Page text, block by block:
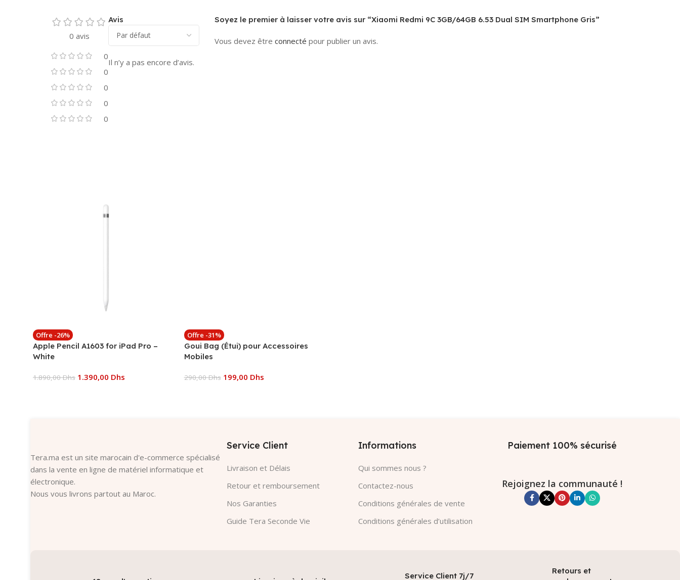
0 avis
0
0
0
0
0
Avis
Il n’y a pas encore d’avis.
Soyez le premier à laisser votre avis sur “Xiaomi Redmi 9C 3GB/64GB 6.53 Dual SIM Smartphone Gris”
Vous devez être connecté pour publier un avis.
Offre -26%
Apple Pencil A1603 for iPad Pro –
White
1.890,00Dhs 1.390,00 Dhs
Offre -31%
Goui Bag (Étui) pour Accessoires
Mobiles
290,00Dhs 199,00 Dhs
Tera.ma est un site marocain d'e-commerce spécialisé
dans la vente en ligne de matériel informatique et
électronique.
Nous vous livrons partout au Maroc.
Service Client
Livraison et Délais
Retour et remboursement
Nos Garanties​
Guide Tera Seconde Vie
Informations
Qui sommes nous ?
Contactez-nous
Conditions générales de vente
Conditions générales d’utilisation
Paiement 100% sécurisé
Rejoignez la communauté !
Service Client 7j/7
Retours et